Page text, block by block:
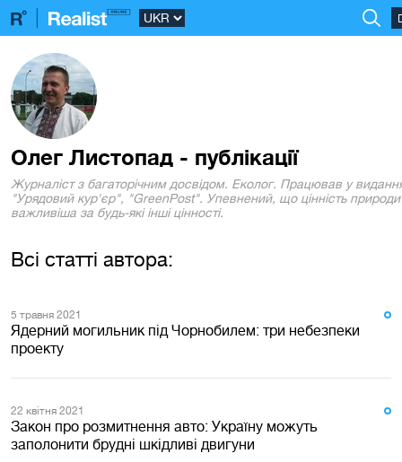
Олег Листопад - публікації
Журналіст з багаторічним досвідом. Еколог. Працював у
"Урядовий кур'єр", "GreenPost". Упевнений, що цінність природи
важливіша за будь-які інші цінності.
Всі статті автора:
5 травня 2021
Ядерний могильник під Чорнобилем: три небезпеки
проекту
22 квiтня 2021
Закон про розмитнення авто: Україну можуть
заполонити брудні шкідливі двигуни